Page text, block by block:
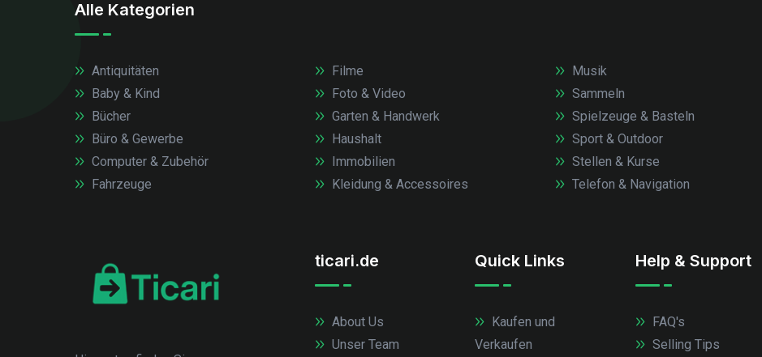
Alle Kategorien
Antiquitäten
Baby & Kind
Bücher
Büro & Gewerbe
Computer & Zubehör
Fahrzeuge
Filme
Foto & Video
Garten & Handwerk
Haushalt
Immobilien
Kleidung & Accessoires
Musik
Sammeln
Spielzeuge & Basteln
Sport & Outdoor
Stellen & Kurse
Telefon & Navigation
ticari.de
About Us
Unser Team
Quick Links
Kaufen und
Verkaufen
Help & Support
FAQ's
Selling Tips